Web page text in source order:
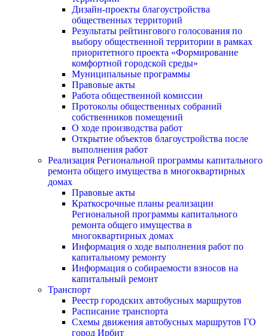
Дизайн-проекты благоустройства
общественных территорий
Результаты рейтингового голосования по
выбору общественной территории в рамках
приоритетного проекта «Формирование
комфортной городской среды»
Муниципальные программы
Правовые акты
Работа общественной комиссии
Протоколы общественных собраний
собственников помещений
О ходе производства работ
Открытие объектов благоустройства после
выполнения работ
Реализация Региональной программы капитального
ремонта общего имущества в многоквартирных
домах
Правовые акты
Краткосрочные планы реализации
Региональной программы капитального
ремонта общего имущества в
многоквартирных домах
Информация о ходе выполнения работ по
капитальному ремонту
Информация о собираемости взносов на
капитальный ремонт
Транспорт
Реестр городских автобусных маршрутов
Расписание транспорта
Схемы движения автобусных маршрутов ГО
город Ирбит